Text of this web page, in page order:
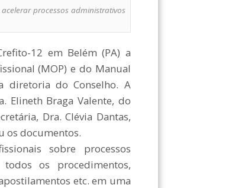
processos administrativos
12 em Belém (PA) a
(MOP) e do Manual
diretoria do Conselho. A
Elineth Braga Valente, do
Dra. Clévia Dantas,
os documentos.
sobre processos
os procedimentos,
etc. em uma